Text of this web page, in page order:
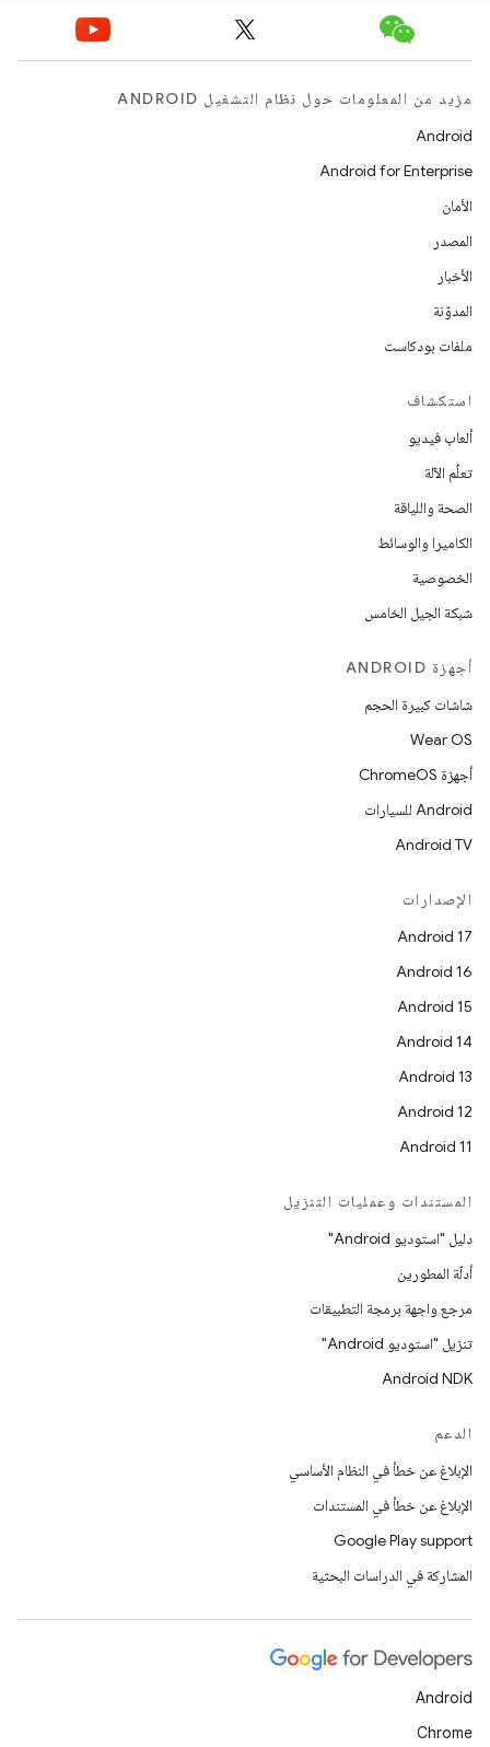
مزيد من المعلومات حول نظام التشغيل ANDROID
Android
Android for Enterprise
الأمان
المصدر
الأخبار
المدوّنة
ملفات بودكاست
استكشاف
ألعاب فيديو
تعلُم الآلة
الصحة واللياقة
الكاميرا والوسائط
الخصوصية
شبكة الجيل الخامس
أجهزة ANDROID
شاشات كبيرة الحجم
Wear OS
أجهزة ChromeOS
Android للسيارات
Android TV
الإصدارات
Android 17
Android 16
Android 15
Android 14
Android 13
Android 12
Android 11
المستندات وعمليات التنزيل
دليل "استوديو Android"
أدلّة المطورين
مرجع واجهة برمجة التطبيقات
تنزيل "استوديو Android"
Android NDK
الدعم
الإبلاغ عن خطأ في النظام الأساسي
الإبلاغ عن خطأ في المستندات
Google Play support
المشاركة في الدراسات البحثية
Android
Chrome